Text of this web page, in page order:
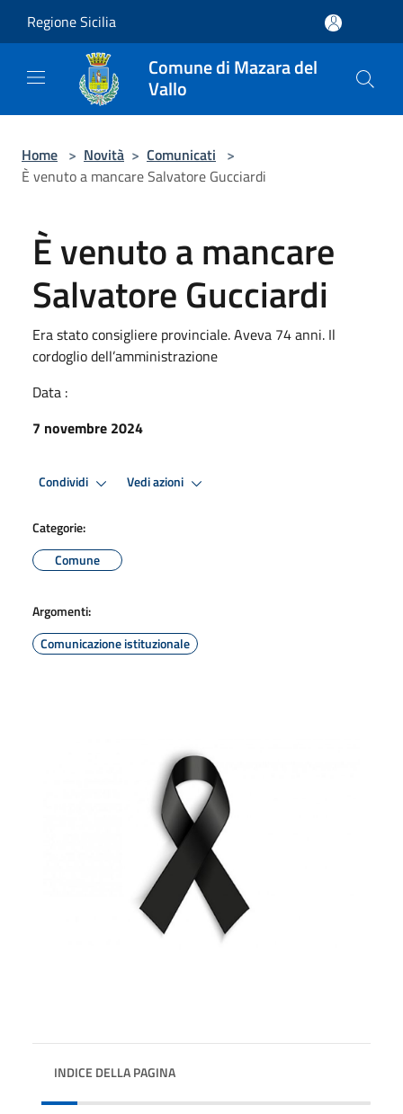
Regione Sicilia
Comune di Mazara del
Vallo
Home > Novità > Comunicati >
È venuto a mancare Salvatore Gucciardi
È venuto a mancare
Salvatore Gucciardi
Era stato consigliere provinciale. Aveva 74 anni. Il
cordoglio dell’amministrazione
Data :
7 novembre 2024
Condividi Vedi azioni
Categorie:
Comune
Argomenti:
Comunicazione istituzionale
INDICE DELLA PAGINA